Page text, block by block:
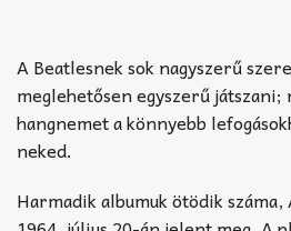
A Beatlesnek sok nagyszerű
meglehetősen egyszerű
hangnemet a könnyebb
neked.
Harmadik albumuk ötödik száma,